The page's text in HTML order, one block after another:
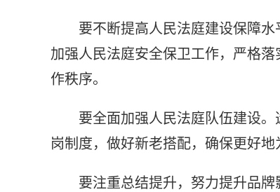
要不断提高人民法庭建设保障
加强人民法庭安全保卫工作，严格
作秩序。
要全面加强人民法庭队伍建设
岗制度，做好新老搭配，确保更好地
要注重总结提升，努力提升品